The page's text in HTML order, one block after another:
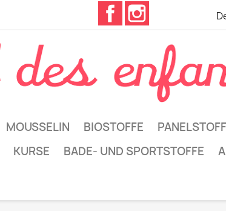
Facebook
MOUSSELIN BIOSTOFFE
KURSE BADE- UND SPORTSTOFFE